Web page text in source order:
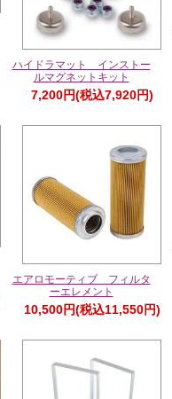
ハイドラマット インストー
ルマグネットキット
7,200円(税込7,920円)
エアロモーティブ フィルタ
ーエレメント
10,500円(税込11,550円)